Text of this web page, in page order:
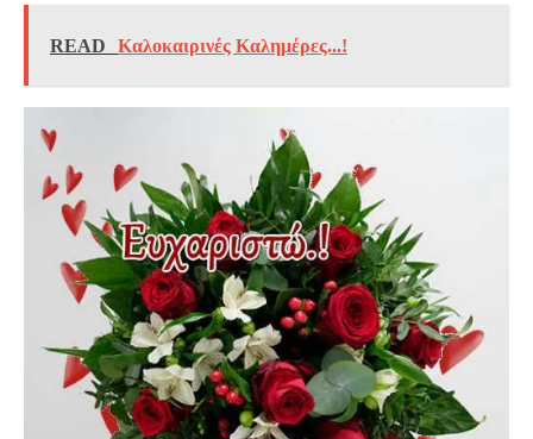
READ Καλοκαιρινές Καλημέρες...!